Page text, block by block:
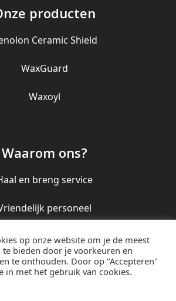
producten
Ceramic Shield
WaxGuard
Waxoyl
Waarom ons?
en breng service
personeel
eindresultaat
2016
op onze website om je de meest
te bieden door je voorkeuren en
te onthouden. Door op "Accepteren"
in met het gebruik van cookies.